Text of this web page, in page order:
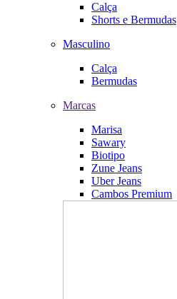
Calça
Shorts e Bermudas
Masculino
Calça
Bermudas
Marcas
Marisa
Sawary
Biotipo
Zune Jeans
Uber Jeans
Cambos Premium